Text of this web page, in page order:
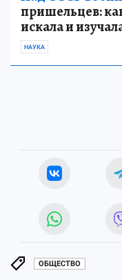
пришельцев:
искала и
НАУКА
ОБЩЕСТВО